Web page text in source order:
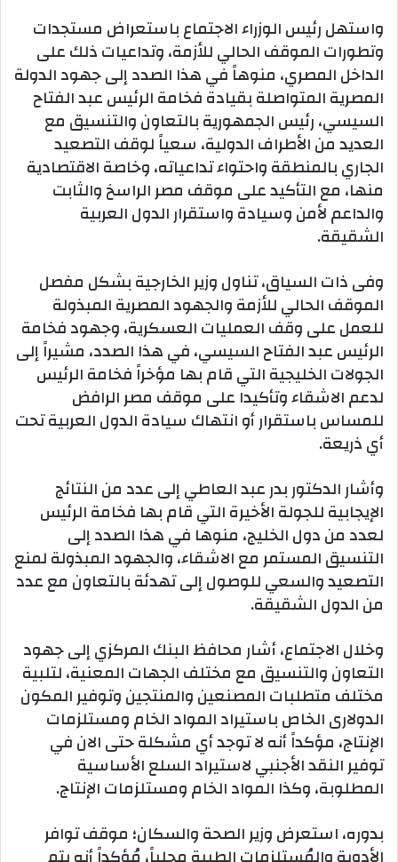
واستهل رئيس الوزراء الاجتماع باستعراض مستجدات
وتطورات الموقف الحالي للأزمة، وتداعيات ذلك على
الداخل المصري، منوهاً في هذا الصدد إلى جهود الدولة
المصرية المتواصلة بقيادة فخامة الرئيس عبد الفتاح
السيسي، رئيس الجمهورية بالتعاون والتنسيق مع
العديد من الأطراف الدولية، سعياً لوقف التصعيد
الجاري بالمنطقة واحتواء تداعياته، وخاصة الاقتصادية
منها، مع التأكيد على موقف مصر الراسخ والثابت
والداعم لأمن وسيادة واستقرار الدول العربية
الشقيقة.
وفى ذات السياق، تناول وزير الخارجية بشكل مفصل
الموقف الحالي للأزمة والجهود المصرية المبذولة
للعمل على وقف العمليات العسكرية، وجهود فخامة
الرئيس عبد الفتاح السيسي، في هذا الصدد، مشيراً إلى
الجولات الخليجية التي قام بها مؤخراً فخامة الرئيس
لدعم الاشقاء وتأكيدا على موقف مصر الرافض
للمساس باستقرار أو انتهاك سيادة الدول العربية تحت
أي ذريعة.
وأشار الدكتور بدر عبد العاطي إلى عدد من النتائج
الإيجابية للجولة الأخيرة التي قام بها فخامة الرئيس
لعدد من دول الخليج، منوها في هذا الصدد إلى
التنسيق المستمر مع الاشقاء، والجهود المبذولة لمنع
التصعيد والسعي للوصول إلى تهدئة بالتعاون مع عدد
من الدول الشقيقة.
وخلال الاجتماع، أشار محافظ البنك المركزي إلى جهود
التعاون والتنسيق مع مختلف الجهات المعنية، لتلبية
مختلف متطلبات المصنعين والمنتجين وتوفير المكون
الدولارى الخاص باستيراد المواد الخام ومستلزمات
الإنتاج، مؤكداً أنه لا توجد أي مشكلة حتى الان في
توفير النقد الأجنبي لاستيراد السلع الأساسية
المطلوبة، وكذا المواد الخام ومستلزمات الإنتاج.
بدوره، استعرض وزير الصحة والسكان؛ موقف توافر